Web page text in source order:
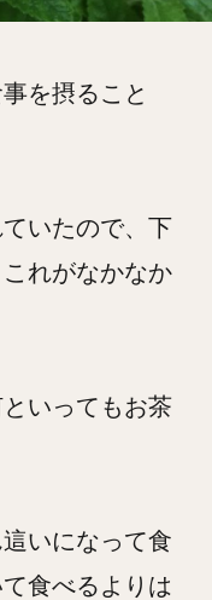
を摂ること
いたので、下
れがなかなか
いってもお茶
いになって食
食べるよりは